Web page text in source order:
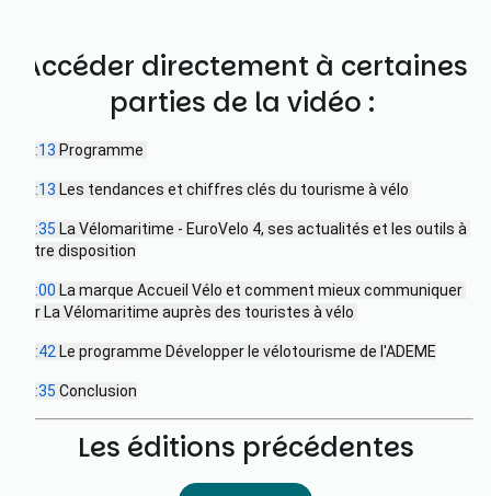
Accéder directement à certaines
parties de la vidéo :
02:13 Programme
04:13 Les tendances et chiffres clés du tourisme à vélo
12:35 La Vélomaritime - EuroVelo 4, ses actualités et les outils à
votre disposition
32:00 La marque Accueil Vélo et comment mieux communiquer
sur La Vélomaritime auprès des touristes à vélo
43:42 Le programme Développer le vélotourisme de l'ADEME
53:35 Conclusion
Les éditions précédentes